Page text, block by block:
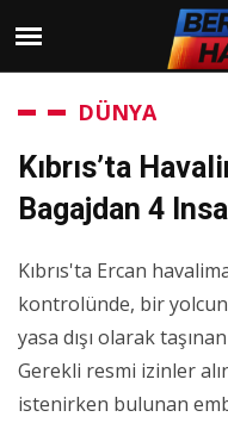
DÜNYA
Kıbrıs’ta
Bagajdan 4
Kıbrıs'ta Ercan
kontrolünde, bir
yasa dışı olarak
Gerekli resmi izinler
istenirken bulunan